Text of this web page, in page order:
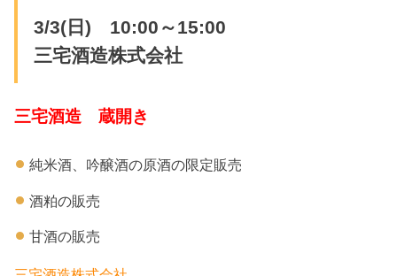
3/3(日) 10:00～15:00
三宅酒造株式会社
三宅酒造 蔵開き
純米酒、吟醸酒の原酒の限定販売
酒粕の販売
甘酒の販売